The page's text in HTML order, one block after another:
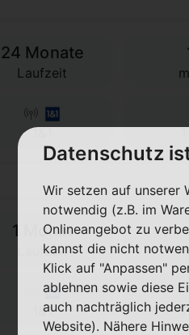
24 Monate
Laufzeit
1&1
1 Monat
Laufzeit
1&1
Datenschutz
Wir setzen auf unserer
notwendig (z.B. im
Onlineangebot zu
kannst die nicht
Klick auf "Anpassen"
ablehnen sowie diese
auch nachträglich
Website). Nähere